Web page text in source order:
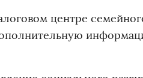
центре